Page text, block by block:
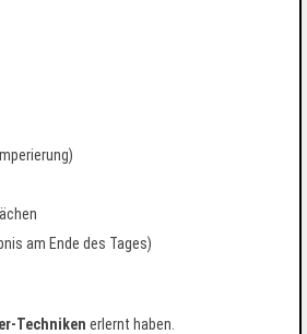
am Ende des Tages)
Techniken erlernt haben.